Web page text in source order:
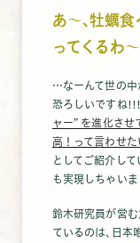
あ～､牡蠣
ってくるわ～
…なーんて世の中
恐ろしいですね!!!
ャー” を進化さ
高！って言わせた
としてご紹介して
も実現しちゃいま
鈴木研究員が営
ているのは､日本